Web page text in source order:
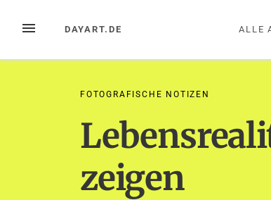
InhaltMENÜ DAYART.DE ALLE
FOTOGRAFISCHE NOTIZEN
zeigen